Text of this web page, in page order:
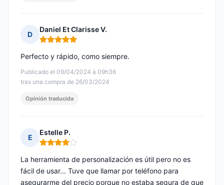
D
Daniel Et Clarisse V.
Nota: 5 de 5
Publicado el 09/04/2024 à 09h36
tras una compra de 26/03/2024
Perfecto y rápido, como siempre.
Opinión traducida
E
Estelle P.
Nota: 4 de 5
La herramienta de personalización es útil pero no es
fácil de usar... Tuve que llamar por teléfono para
asegurarme del precio porque no estaba segura de que